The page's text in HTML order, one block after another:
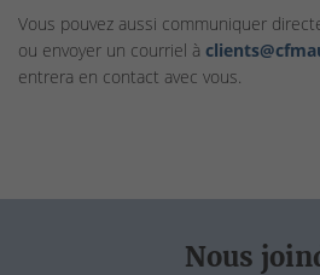
Vous pouvez aussi communiquer
ou envoyer un courriel à
entrera en contact avec vous.
Nous